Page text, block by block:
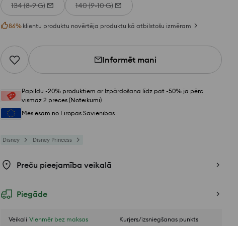
134 (8-9 G) 140 (9-10 G)
86% klientu produktu novērtēja produktu kā atbilstošu izmēram
Informēt mani
Papildu -20% produktiem ar Izpārdošana līdz pat -50% ja pērc
vismaz 2 preces (Noteikumi)
Mēs esam no Eiropas Savienības
Disney Disney Princess
Preču pieejamība veikalā
Piegāde
Veikali Vienmēr bez maksas
Kurjers/izsniegšanas punkts